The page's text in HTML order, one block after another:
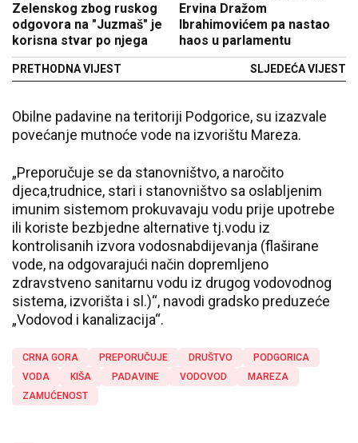
Zelenskog zbog ruskog
odgovora na "Juzmaš" je
korisna stvar po njega
PRETHODNA VIJEST
Ervina Dražom
Ibrahimovićem pa nastao
haos u parlamentu
SLJEDEĆA VIJEST
Obilne padavine na teritoriji Podgorice, su izazvale
povećanje mutnoće vode na izvorištu Mareza.
„Preporučuje se da stanovništvo, a naročito
djeca,trudnice, stari i stanovništvo sa oslabljenim
imunim sistemom prokuvavaju vodu prije upotrebe
ili koriste bezbjedne alternative tj.vodu iz
kontrolisanih izvora vodosnabdijevanja (flaširane
vode, na odgovarajući način dopremljeno
zdravstveno sanitarnu vodu iz drugog vodovodnog
sistema, izvorišta i sl.)“, navodi gradsko preduzeće
„Vodovod i kanalizacija“.
CRNA GORA PREPORUČUJE DRUŠTVO
PODGORICA
VODA
KIŠA PADAVINE VODOVOD
MAREZA
ZAMUĆENOST